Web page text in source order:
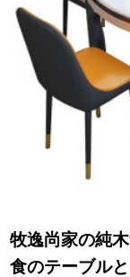
牧逸尚家の純
食のテーブル